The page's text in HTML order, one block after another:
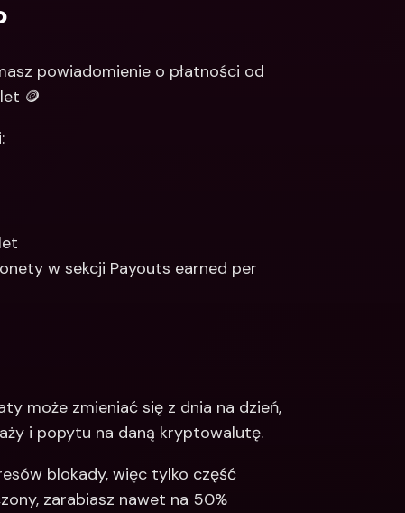
powiadomienie o płatności od
🪙
w sekcji Payouts earned per
może zmieniać się z dnia na dzień,
i popytu na daną kryptowalutę.
blokady, więc tylko część
zarabiasz nawet na 50%